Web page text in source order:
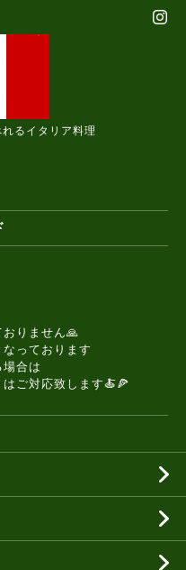
るイタリア料理
りません🙏
っております
合は
ご対応致します🍝🍕